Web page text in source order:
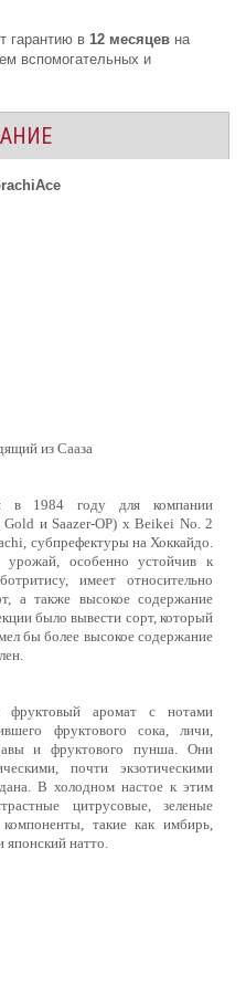
гарантию в 12 месяцев на
вспомогательных и
из Сааза
в 1984 году для компании
Gold и Saazer-OP) x Beikei No. 2
субпрефектуры на Хоккайдо.
особенно устойчив к
имеет относительно
а также высокое содержание
было вывести сорт, который
бы более высокое содержание
аромат с нотами
фруктового сока, личи,
и фруктового пунша. Они
почти экзотическими
В холодном настое к этим
цитрусовые, зеленые
такие как имбирь,
японский натто.